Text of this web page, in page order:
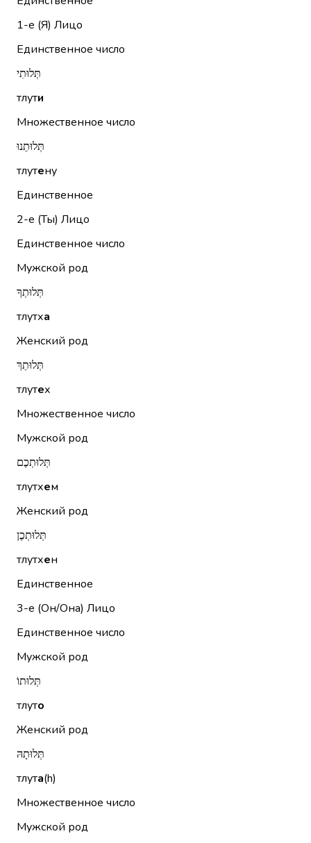
1-е (Я) Лицо
Единственное число
תְּלוּתִי
тлути
Множественное число
תְּלוּתֵנוּ
тлутену
Единственное
2-е (Ты) Лицо
Единственное число
Мужской род
תְּלוּתְךָ
тлутха
Женский род
תְּלוּתֵךְ
тлутех
Множественное число
Мужской род
תְּלוּתְכֶם
тлутхем
Женский род
תְּלוּתְכֶן
тлутхен
Единственное
3-е (Он/Она) Лицо
Единственное число
Мужской род
תְּלוּתוֹ
тлуто
Женский род
תְּלוּתָהּ
тлута(h)
Множественное число
Мужской род